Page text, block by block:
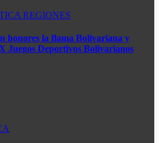
REGIONES
honores la flama Bolivariana y
Juegos Deportivos Bolivarianos